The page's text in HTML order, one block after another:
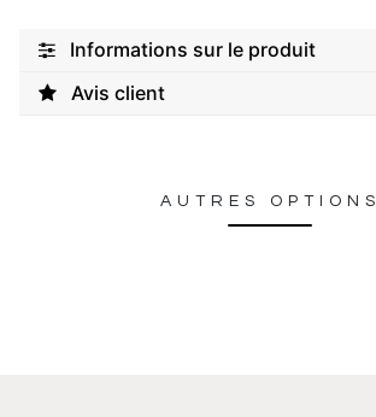
Informations sur le produit
Avis client
AUTRES OPTIONS